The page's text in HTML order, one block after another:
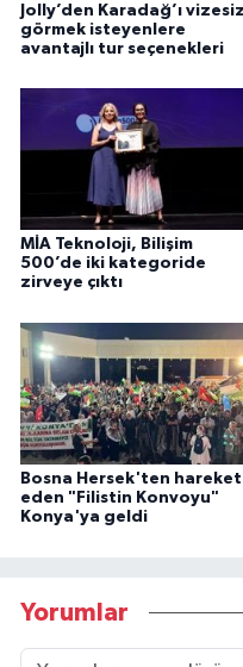
Jolly’den Karadağ’ı vizesiz
görmek isteyenlere
avantajlı tur seçenekleri
MİA Teknoloji, Bilişim
500’de iki kategoride
zirveye çıktı
Bosna Hersek'ten hareket
eden "Filistin Konvoyu"
Konya'ya geldi
Yorumlar